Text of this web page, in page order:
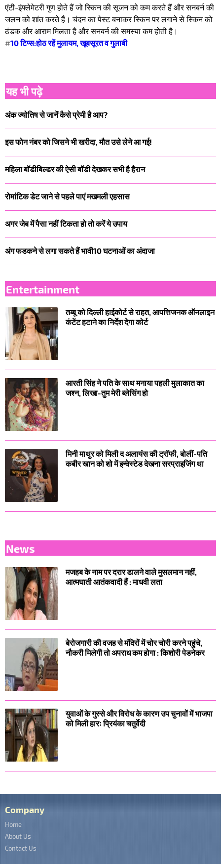
एंटी-इंफ्लेमेटरी गुण होते हैं जो स्किन की सूजन को कम करते हैं और सनबर्न की
जलन को शांत करते हैं। चंदन का पेस्ट बनाकर स्किन पर लगाने से स्किन को
ठंडक और आराम मिलता है और सनबर्न की समस्या कम होती है।
#10 टिप्स:होठ रहें मुलायम, खूबसूरत व गुलाबी
यह भी पढ़े
अंक ज्योतिष से जानें कैसे प्रेमी है आप?
इस फोन नंबर को जिसने भी खरीदा, मौत उसे लेने आ गई!
महिला बॉडीबिल्डर की ऐसी बॉडी देखकर सभी है हैरान
रोमांटिक डेट जाने से पहले पाएं मखमली एहसास
अगर जेब में पैसा नहीं टिकता हो तो करें ये उपाय
अंग फडकने से लगा सकते हैं भावी10 घटनाओं का अंदाजा
Entertainment
तब्बू को दिल्ली हाईकोर्ट से राहत, आपत्तिजनक ऑनलाइन
कंटेंट हटाने का निर्देश देगा कोर्ट
आरती सिंह ने पति के साथ मनाया पहली मुलाकात का
जश्न, लिखा-तुम मेरी ब्लेसिंग हो
मिनी माथुर को मिली द अलायंस की ट्रॉफी, बोलीं-पति
कबीर खान को शो में इन्वेस्टेड देखना सरप्राइजिंग था
News
मजहब के नाम पर दरार डालने वाले मुसलमान नहीं,
आत्मघाती आतंकवादी हैं : माधवी लता
बेरोजगारी की वजह से मंदिरों में चोर चोरी करने पहुंचे,
नौकरी मिलेगी तो अपराध कम होगा : किशोरी पेडनेकर
युवाओं के गुस्से और विरोध के कारण उप चुनावों में भाजपा
को मिली हारः प्रियंका चतुर्वेदी
Company
Home
About Us
Contact Us